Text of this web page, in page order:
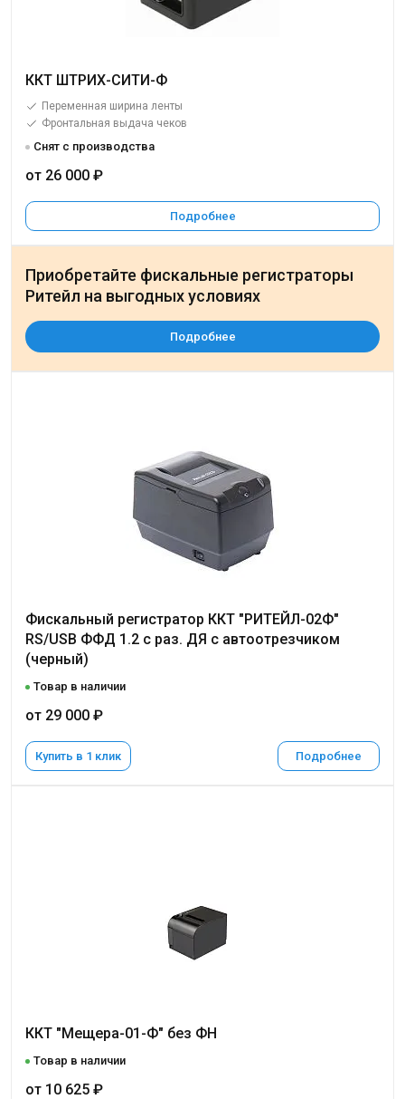
ККТ ШТРИХ-СИТИ-Ф
Переменная ширина ленты
Фронтальная выдача чеков
Снят с производства
от 26 000 ₽
Подробнее
Фискальный регистратор ККТ "РИТЕЙЛ-02Ф"
RS/USB ФФД 1.2 с раз. ДЯ с автоотрезчиком
(черный)
Товар в наличии
от 29 000 ₽
Купить в 1 клик Подробнее
ККТ "Мещера-01-Ф" без ФН
Товар в наличии
от 10 625 ₽
Приобретайте фискальные регистраторы
Ритейл на выгодных условиях
Подробнее